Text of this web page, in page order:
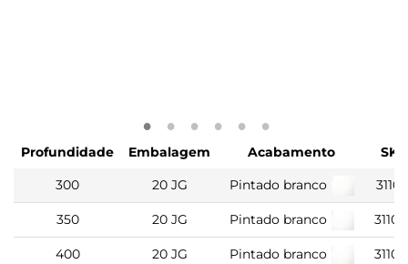
Profundidade Embalagem Acabamento
SKU
300
20 JG Pintado branco
350 20 JG Pintado branco
400 20 JG Pintado branco